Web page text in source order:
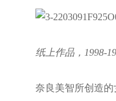
纸上作品，1998-
奈良美智所创造